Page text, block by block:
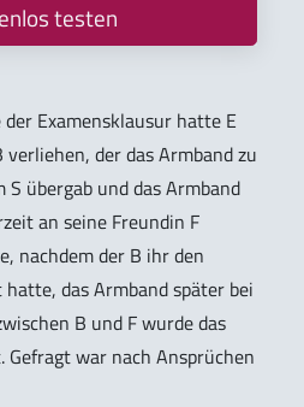
testen
Examensklausur hatte E
der das Armband zu
übergab und das Armband
an seine Freundin F
nachdem der B ihr den
das Armband später bei
B und F wurde das
war nach Ansprüchen